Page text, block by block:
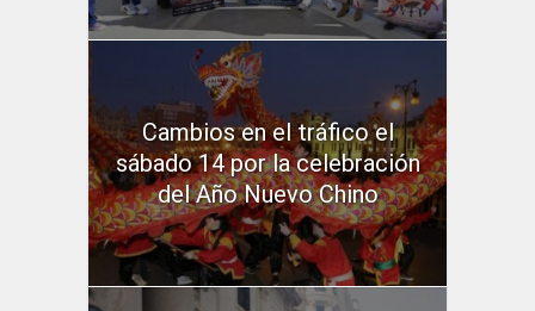
Cambios en el tráfico el
sábado 14 por la celebración
del Año Nuevo Chino